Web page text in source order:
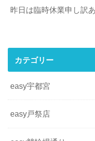
昨日は臨時休業申し訳
カテゴリー
easy宇都宮
easy戸祭店